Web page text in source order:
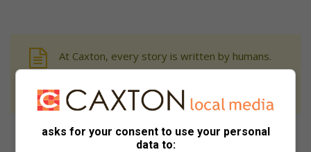
At Caxton, every story is written by humans.
We use AI only to perform quality checks -
never to generate the news. Happy reading!
asks for your consent to use your personal
data to: